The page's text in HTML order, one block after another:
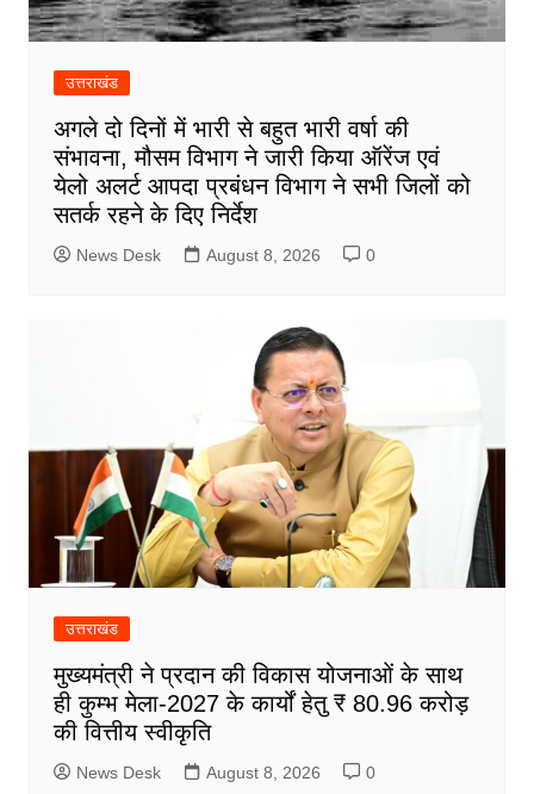
उत्तराखंड
अगले दो दिनों में भारी से बहुत भारी वर्षा की
संभावना, मौसम विभाग ने जारी किया ऑरेंज एवं
येलो अलर्ट आपदा प्रबंधन विभाग ने सभी जिलों को
सतर्क रहने के दिए निर्देश
News Desk August 8, 2026 0
उत्तराखंड
मुख्यमंत्री ने प्रदान की विकास योजनाओं के साथ
ही कुम्भ मेला-2027 के कार्यों हेतु ₹ 80.96 करोड़
की वित्तीय स्वीकृति
News Desk August 8, 2026 0